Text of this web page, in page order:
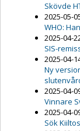
Skövde
2025-05-
WHO:
2025-04-
SIS-
2025-04-
Ny
2025-04-
Vinnare
2025-04-
Sök